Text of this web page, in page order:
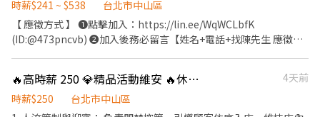
輕鬆變成陳列大師！ 【免打卡上下班】：不用每天到公司報到，也
不用準點打卡！ 【自己當時間主人】：每天幾點出門、幾點收工由
你決定！只要在公司指定的檔期期間內，自行安排時間把負責的門
市進度完成即可，彈性極高！ 📋 工作項目 1.門市巡迴服務：定期拜
管理：依檯帳圖進行補貨上架、排面整理維護，確保標價清晰。 3.
檔期佈置執行：配合通路檔期，協助小型 POP 告示牌、各式陳列架
組裝、試用品更換等。 4.進度拍照回報：完成工作後拍照記錄，透
時薪$241 ~ $538
台北市中山區
【 應徵方式 】 ❶點擊加入：https://lin.ee/WqWCLbfK
(ID:@473pncvb) ❷加入後務必留言【姓名+電話+找陳先生 應徵中
薪資 $259/hr(中山區)+(晚班獎金 20 /夜班獎金 40) ✦工作內容-不需
顧客服務 1.包裹搬運、理貨(搬物流箱10~15公斤不等) 2.維持門市作
業區環境、清潔 3.配合單日跑點(1~5間門市) 🔔需自備機車、駕照 ✦
🔥高時薪 250 💎精品活動維安 🔥休息給薪/彈性排班
4天前
時薪$250
台北市中山區